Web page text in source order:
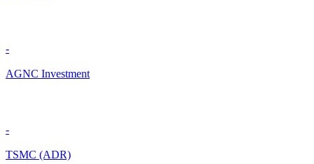
-
AGNC Investment
-
TSMC (ADR)